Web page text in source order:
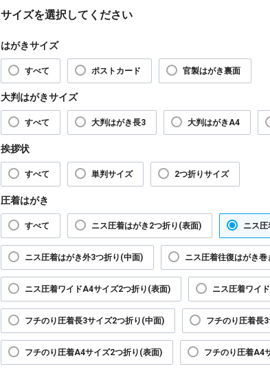
サイズを選択してください
はがきサイズ
すべて ポストカード 官製はがき裏面
大判はがきサイズ
すべて 大判はがき長3 大判はがきA4
挨拶状
すべて 単判サイズ 2つ折りサイズ
圧着はがき
すべて ニス圧着はがき2つ折り(表面) ニス
ニス圧着はがき外3つ折り(中面) ニス圧着往復はがき
ニス圧着ワイドA4サイズ2つ折り(表面) ニス圧着ワイ
フチのり圧着長3サイズ2つ折り(中面) フチのり圧着長
フチのり圧着A4サイズ2つ折り(表面) フチのり圧着A4